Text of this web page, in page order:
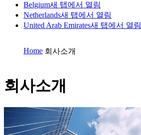
Belgium새 탭에서 열림
Netherlands새 탭에서 열림
United Arab Emirates새 탭에서 열림
Home 회사소개
회사소개